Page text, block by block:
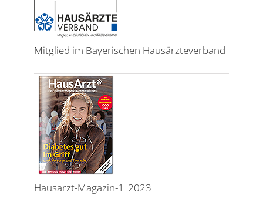
Mitglied im Bayerischen Hausärzteverband
Hausarzt-Magazin-1_2023